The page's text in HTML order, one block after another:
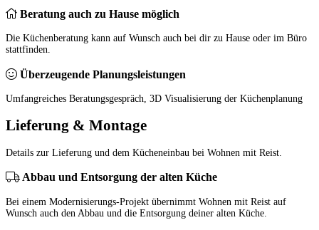
Beratung auch zu Hause möglich
Die Küchenberatung kann auf Wunsch auch bei dir zu Hause oder im Büro
stattfinden.
Überzeugende Planungsleistungen
Umfangreiches Beratungsgespräch, 3D Visualisierung der Küchenplanung
Lieferung & Montage
Details zur Lieferung und dem Kücheneinbau bei Wohnen mit Reist.
Abbau und Entsorgung der alten Küche
Bei einem Modernisierungs-Projekt übernimmt Wohnen mit Reist auf
Wunsch auch den Abbau und die Entsorgung deiner alten Küche.